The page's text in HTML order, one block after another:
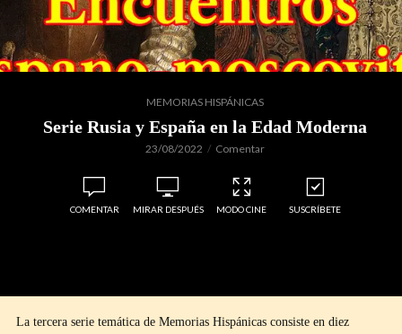
MEMORIAS HISPÁNICAS
Serie Rusia y España en la Edad Moderna
23/08/2022 Comentar
COMENTAR MIRAR DESPUÉS MODO CINE SUSCRÍBETE
La tercera serie temática de Memorias Hispánicas consiste en diez